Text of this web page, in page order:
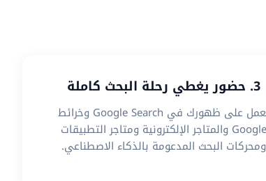
3. حضور يغطي رحلة البحث كاملة
نعمل على ظهورك في Google Search وخرائط
Google والمتاجر الإلكترونية ومتاجر التطبيقات
ومحركات البحث المدعومة بالذكاء الاصطناعي.